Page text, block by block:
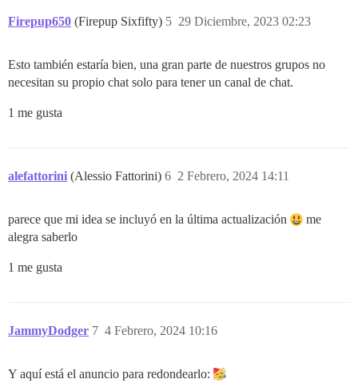
Firepup650 (Firepup Sixfifty) 29 Diciembre, 2023 02:23
5
Esto también estaría bien, una gran parte de nuestros grupos no
necesitan su propio chat solo para tener un canal de chat.
1 me gusta
alefattorini (Alessio Fattorini) 2 Febrero, 2024 14:11
6
parece que mi idea se incluyó en la última actualización
me
alegra saberlo
1 me gusta
JammyDodger 4 Febrero, 2024 10:16
7
Y aquí está el anuncio para redondearlo: